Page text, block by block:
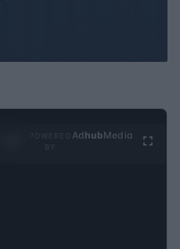
Ad hubMedia